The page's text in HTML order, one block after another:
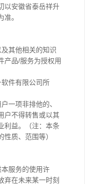
以安徽省泰岳祥升
。
其他相关的知识
产品/服务为授权用
件有限公司所
一项非排他的、
户不得转售或以其
利益。（注：本条
质、范围等）
服务的使用许
弃在未来某一时刻